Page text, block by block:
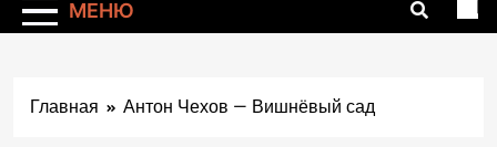
МЕНЮ
Главная Антон Чехов — Вишнёвый сад